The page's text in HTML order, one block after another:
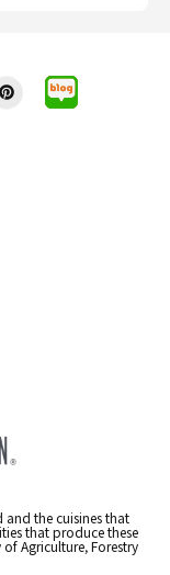
and the cuisines that
that produce these
of Agriculture, Forestry